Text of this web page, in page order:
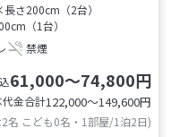
さ200cm（2台）
（1台）
禁煙
61,000～74,800円
代金合計122,000〜149,600円
名 こども0名・1部屋/1泊2日)